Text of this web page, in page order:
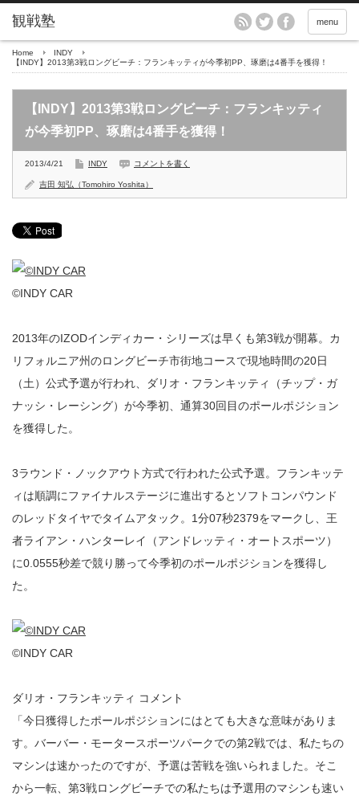
menu
Home
INDY
【INDY】2013第3戦ロングビーチ：フランキッティが今季初PP、琢磨は4番手を獲得！
【INDY】2013第3戦ロングビーチ：フランキッティ
が今季初PP、琢磨は4番手を獲得！
2013/4/21 INDY コメントを書く
吉田 知弘（Tomohiro Yoshita）
©INDY CAR
2013年のIZODインディカー・シリーズは早くも第3戦が開幕。カ
リフォルニア州のロングビーチ市街地コースで現地時間の20日
（土）公式予選が行われ、ダリオ・フランキッティ（チップ・ガ
ナッシ・レーシング）が今季初、通算30回目のポールポジション
を獲得した。
3ラウンド・ノックアウト方式で行われた公式予選。フランキッテ
ィは順調にファイナルステージに進出するとソフトコンパウンド
のレッドタイヤでタイムアタック。1分07秒2379をマークし、王
者ライアン・ハンターレイ（アンドレッティ・オートスポーツ）
に0.0555秒差で競り勝って今季初のポールポジションを獲得し
た。
©INDY CAR
ダリオ・フランキッティ コメント
「今日獲得したポールポジションにはとても大きな意味がありま
す。バーバー・モータースポーツパークでの第2戦では、私たちの
マシンは速かったのですが、予選は苦戦を強いられました。そこ
から一転、第3戦ロングビーチでの私たちは予選用のマシンも速い